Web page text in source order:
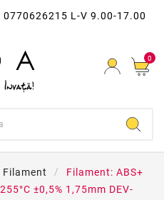
0770626215 L-V 9.00-17.00
0
Filament
Filament: ABS+
±0,5% 1,75mm DEV-